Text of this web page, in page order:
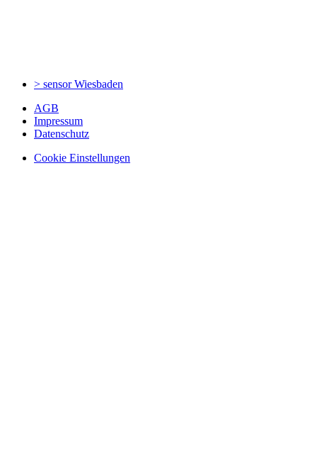
> sensorWiesbaden
AGB
Impressum
Datenschutz
Cookie Einstellungen